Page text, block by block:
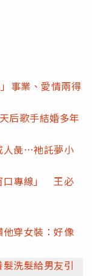
事業、愛情兩得
后歌手結婚多年
人彘…祂託夢小
口專線」 王必
穿女裝：好像
洗髮給男友引